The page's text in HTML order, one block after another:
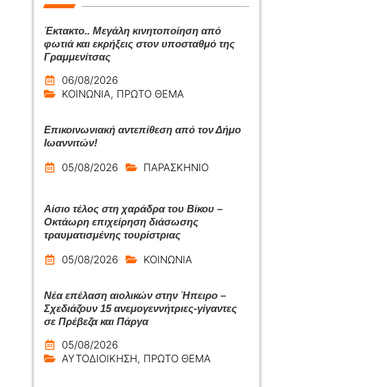
Έκτακτο.. Μεγάλη κινητοποίηση από
φωτιά και εκρήξεις στον υποσταθμό της
Γραμμενίτσας
06/08/2026
ΚΟΙΝΩΝΙΑ, ΠΡΩΤΟ ΘΕΜΑ
Επικοινωνιακή αντεπίθεση από τον Δήμο
Ιωαννιτών!
05/08/2026 ΠΑΡΑΣΚΗΝΙΟ
Αίσιο τέλος στη χαράδρα του Βίκου –
Οκτάωρη επιχείρηση διάσωσης
τραυματισμένης τουρίστριας
05/08/2026 ΚΟΙΝΩΝΙΑ
Νέα επέλαση αιολικών στην Ήπειρο –
Σχεδιάζουν 15 ανεμογεννήτριες-γίγαντες
σε Πρέβεζα και Πάργα
05/08/2026
ΑΥΤΟΔΙΟΙΚΗΣΗ, ΠΡΩΤΟ ΘΕΜΑ